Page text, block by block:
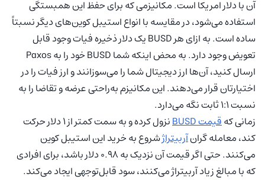
آن با دلار امریکا است. مکانیزمی که برای حفظ این همبستگی
استفاده می‌شود، در مقایسه با انواع استیبل کوین‌های دیگر نسبتاً
ساده است. به ازای هر BUSD یک دلار ذخیره فیات وجود قابل
تعویض وجود دارد. به محض اینکه شما BUSD خود را به Paxos
ارسال کنید، آن‌ها ارز دیجیتال شما را می‌سوزانند و ارز فیات را در
اختیارتان قرار می‌دهند. این مکانیزم به‌راحتی عرضه و تقاضا را به
نسبت 1:1 ثابت نگه می‌دارد.
زمانی کهقیمت BUSD
نزول کرده و به سمت کمتر از 1 دلار حرکت
کند، معامله گرانآربیتراژشروع به خرید این استیبل کوین
می‌کنند. حتی اگر قیمت آن نزدیک به 0.98 دلار باشد، برای افرادی
که با مبالغ زیاد آربیتراژ می‌کنند، سود قابل‌توجهی ایجاد می‌کند.